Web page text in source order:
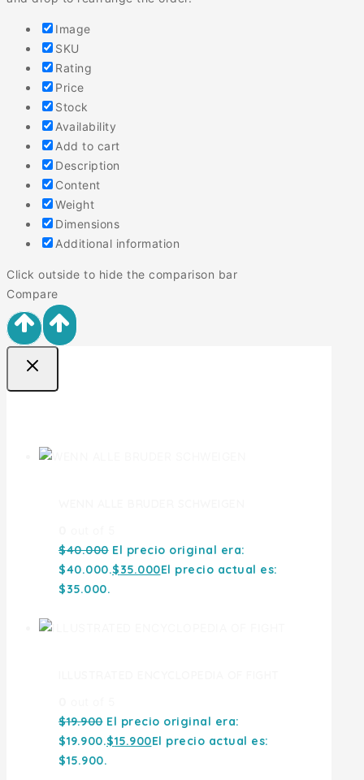
Image
SKU
Rating
Price
Stock
Availability
Add to cart
Description
Content
Weight
Dimensions
Additional information
Click outside to hide the comparison bar
Compare
$40.000 El precio original era:
$40.000.$35.000El precio actual es:
$35.000.
$19.900 El precio original era:
$19.900.$15.900El precio actual es:
$15.900.